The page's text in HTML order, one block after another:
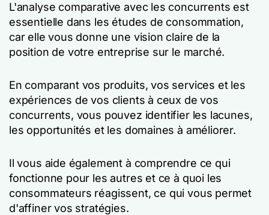
L'analyse comparative avec les concurrents est
essentielle dans les études de consommation,
car elle vous donne une vision claire de la
position de votre entreprise sur le marché.
En comparant vos produits, vos services et les
expériences de vos clients à ceux de vos
concurrents, vous pouvez identifier les lacunes,
les opportunités et les domaines à améliorer.
Il vous aide également à comprendre ce qui
fonctionne pour les autres et ce à quoi les
consommateurs réagissent, ce qui vous permet
d'affiner vos stratégies.